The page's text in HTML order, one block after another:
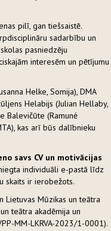
pilī, gan tiešsaistē.
sadarbību un
pasniedzēju
interesēm un pētījumu
Helke, Somija), DMA
Helabijs (Julian Hellaby,
Balevičūte (Ramunė
kas arī būs dalībnieku
savs CV un motivācijas
individuāli e-pastā līdz
skaits ir ierobežots.
Lietuvas Mūzikas un teātra
teātra akadēmija un
MM-LKRVA-2023/1-0001).